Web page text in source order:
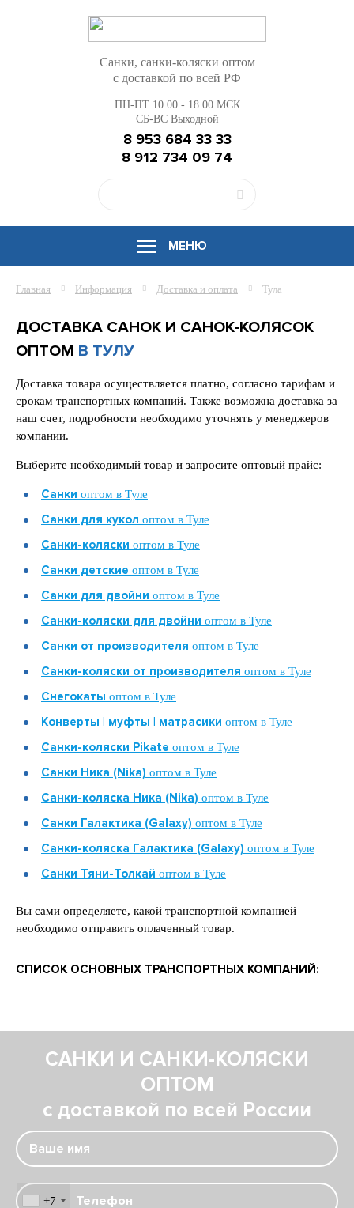
Санки, санки-коляски оптом
с доставкой по всей РФ
ПН-ПТ 10.00 - 18.00 МСК
СБ-ВС Выходной
8 953 684 33 33
8 912 734 09 74
МЕНЮ
Главная Информация Доставка и оплата Тула
ДОСТАВКА САНОК И САНОК-КОЛЯСОК
ОПТОМ В ТУЛУ
Доставка товара осуществляется платно, согласно тарифам и
срокам транспортных компаний. Также возможна доставка за
наш счет, подробности необходимо уточнять у менеджеров
компании.
Выберите необходимый товар и запросите оптовый прайс:
Санки оптом в Туле
Санки для кукол оптом в Туле
Санки-коляски оптом в Туле
Санки детские оптом в Туле
Санки для двойни оптом в Туле
Санки-коляски для двойни оптом в Туле
Санки от производителя оптом в Туле
Санки-коляски от производителя оптом в Туле
Снегокаты оптом в Туле
Конверты | муфты | матрасики оптом в Туле
Санки-коляски Pikate оптом в Туле
Санки Ника (Nika) оптом в Туле
Санки-коляска Ника (Nika) оптом в Туле
Санки Галактика (Galaxy) оптом в Туле
Санки-коляска Галактика (Galaxy) оптом в Туле
Санки Тяни-Толкай оптом в Туле
Вы сами определяете, какой транспортной компанией
необходимо отправить оплаченный товар.
СПИСОК ОСНОВНЫХ ТРАНСПОРТНЫХ КОМПАНИЙ:
САНКИ И САНКИ-КОЛЯСКИ
ОПТОМ
с доставкой по всей России
+7